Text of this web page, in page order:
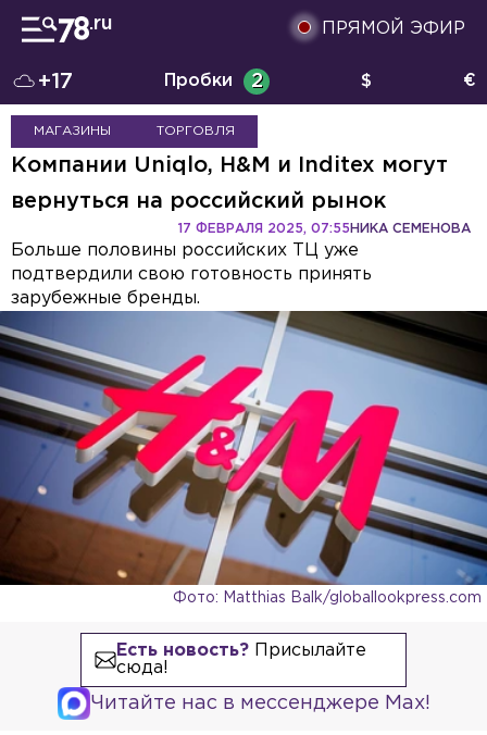
ПРЯМОЙ ЭФИР
+17 Пробки 2 $ €
МАГАЗИНЫ ТОРГОВЛЯ
Компании Uniqlo, H&M и Inditex могут
вернуться на российский рынок
НИКА СЕМЕНОВА
17 ФЕВРАЛЯ 2025, 07:55
Больше половины российских ТЦ уже
подтвердили свою готовность принять
зарубежные бренды.
Фото: Matthias Balk/globallookpress.com
Есть новость?Присылайте
сюда!
Читайте нас в мессенджере Max!